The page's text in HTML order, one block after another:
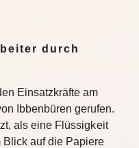
durch
Einsatzkräfte am
Ibbenbüren gerufen.
als eine Flüssigkeit
auf die Papiere